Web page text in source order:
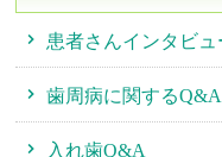
患者さんインタビュ
歯周病に関するQ&A
入れ歯Q&A